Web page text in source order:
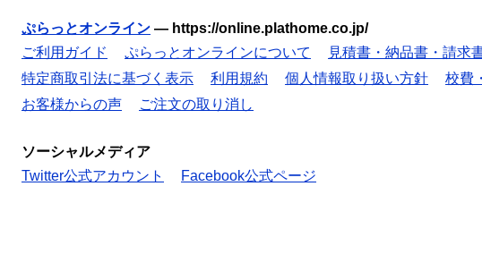
ぷらっとオンライン — https://online.plathome.co.jp/
ご利用ガイド
ぷらっとオンラインについて 見積書・納品書・請求
特定商取引法に基づく表示
利用規約 個人情報取り扱い方針 校費
お客様からの声
ご注文の取り消し
ソーシャルメディア
Twitter公式アカウント
Facebook公式ページ